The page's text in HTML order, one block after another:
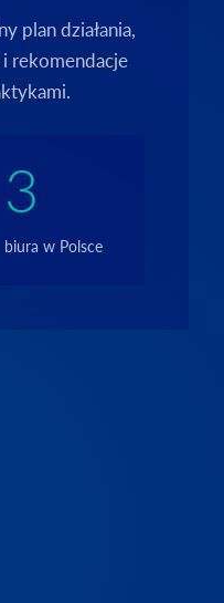
plan działania,
rekomendacje
3
biura w Polsce